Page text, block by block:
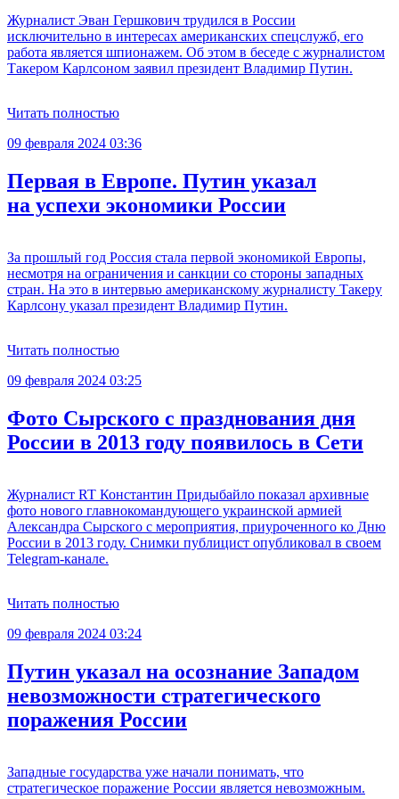
Журналист Эван Гершкович трудился в России
исключительно в интересах американских спецслужб, его
работа является шпионажем. Об этом в беседе с журналистом
Такером Карлсоном заявил президент Владимир Путин.
Читать полностью
09 февраля 2024 03:36
Первая в Европе. Путин указал
на успехи экономики России
За прошлый год Россия стала первой экономикой Европы,
несмотря на ограничения и санкции со стороны западных
стран. На это в интервью американскому журналисту Такеру
Карлсону указал президент Владимир Путин.
Читать полностью
09 февраля 2024 03:25
Фото Сырского с празднования дня
России в 2013 году появилось в Сети
Журналист RT Константин Придыбайло показал архивные
фото нового главнокомандующего украинской армией
Александра Сырского с мероприятия, приуроченного ко Дню
России в 2013 году. Снимки публицист опубликовал в своем
Telegram-канале.
Читать полностью
09 февраля 2024 03:24
Путин указал на осознание Западом
невозможности стратегического
поражения России
Западные государства уже начали понимать, что
стратегическое поражение России является невозможным.